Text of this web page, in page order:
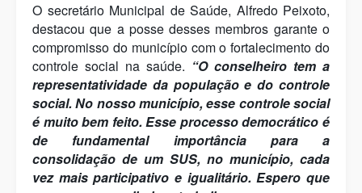
O secretário Municipal de Saúde, Alfredo Peixoto,
destacou que a posse desses membros garante o
compromisso do município com o fortalecimento do
controle social na saúde. “O conselheiro tem a
representatividade da população e do controle
social. No nosso município, esse controle social
é muito bem feito. Esse processo democrático é
de fundamental importância para a
consolidação de um SUS, no município, cada
vez mais participativo e igualitário. Espero que